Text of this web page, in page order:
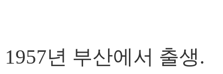
1957년 부산에서 출생.